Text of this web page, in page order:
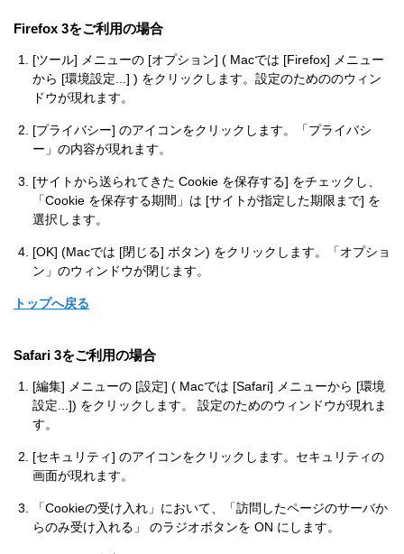
Firefox 3をご利用の場合
[ツール] メニューの [オプション] ( Macでは [Firefox] メニュー
から [環境設定...] ) をクリックします。設定のためののウィン
ドウが現れます。
[プライバシー] のアイコンをクリックします。「プライバシ
ー」の内容が現れます。
[サイトから送られてきた Cookie を保存する] をチェックし、
「Cookie を保存する期間」は [サイトが指定した期限まで] を
選択します。
[OK] (Macでは [閉じる] ボタン) をクリックします。「オプショ
ン」のウィンドウが閉じます。
トップへ戻る
Safari 3をご利用の場合
[編集] メニューの [設定] ( Macでは [Safari] メニューから [環境
設定...]) をクリックします。 設定のためのウィンドウが現れま
す。
[セキュリティ] のアイコンをクリックします。セキュリティの
画面が現れます。
「Cookieの受け入れ」において、「訪問したページのサーバか
らのみ受け入れる」 のラジオボタンを ON にします。